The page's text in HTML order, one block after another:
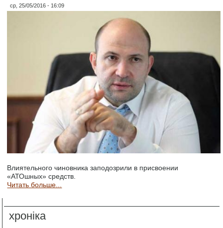
ср, 25/05/2016 - 16:09
Влиятельного чиновника заподозрили в присвоении
«АТОшных» средств.
Читать больше...
хроніка